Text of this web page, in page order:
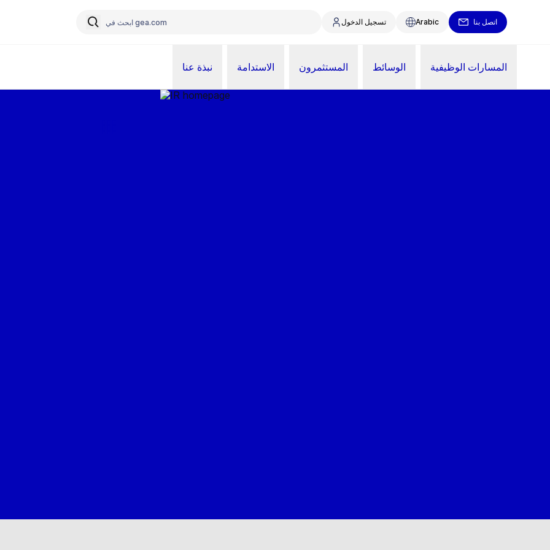
تسجيل الدخول Arabic اتصل بنا
نبذة عنا الاستدامة المستثمرون الوسائط المسارات الوظيفية